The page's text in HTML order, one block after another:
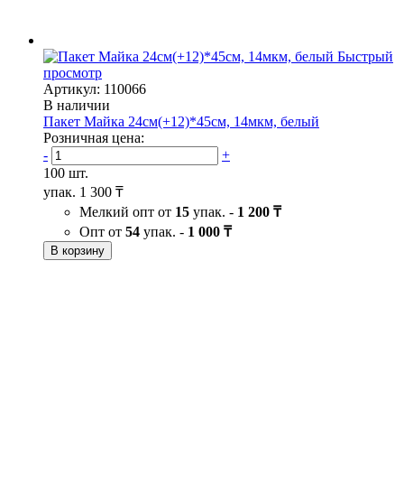
Быстрый
просмотр
Артикул: 110066
В наличии
Пакет Майка 24см(+12)*45см, 14мкм, белый
Розничная цена:
-
+
100 шт.
упак. 1 300 ₸
Мелкий опт от 15 упак. - 1 200 ₸
Опт от 54 упак. - 1 000 ₸
В корзину